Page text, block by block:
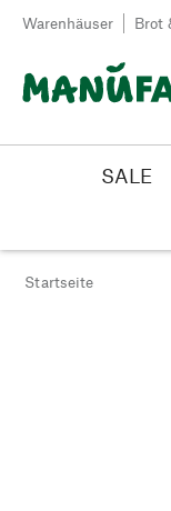
Zum Inhalt springen
Warenhäuser Brot
SALE
Startseite